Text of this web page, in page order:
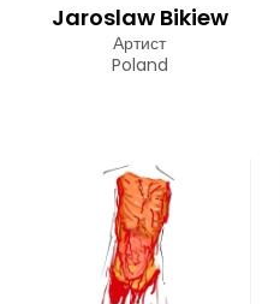
Jaroslaw Bikiew
Артист
Poland